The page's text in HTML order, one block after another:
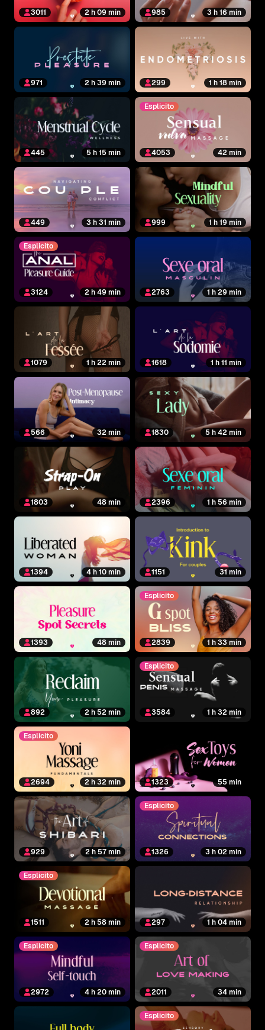
2 h 09 min
3011 3 h 16 min
985
2 h 39 min
971 1 h 18 min
299
5 h 15 min
445
Esplicito
42 min
4053
3 h 31 min
449 1 h 19 min
999
Esplicito
2 h 49 min
3124 1 h 29 min
2763
1 h 22 min
1079 1 h 11 min
1618
32 min
566 5 h 42 min
1830
48 min
1803 1 h 56 min
2396
4 h 10 min
1394 31 min
1151
48 min
1393
Esplicito
1 h 33 min
2839
2 h 52 min
892
Esplicito
1 h 32 min
3584
Esplicito
2 h 32 min
2694 55 min
1323
2 h 57 min
929
Esplicito
3 h 02 min
1326
Esplicito
2 h 58 min
1511 1 h 04 min
297
Esplicito
4 h 20 min
2972
Esplicito
34 min
2011
Esplicito